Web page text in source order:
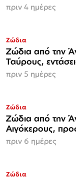
πριν 4 ημέρες
Ζώδια
Ζώδια από την
Ταύρους,
πριν 5 ημέρες
Ζώδια
Ζώδια από την
Αιγόκερους,
πριν 6 ημέρες
Ζώδια